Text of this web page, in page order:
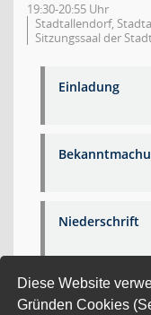
Diese Website
Gründen Cookies
19:30-20:55 Uhr
Stadtallendorf,
Sitzungssaal der
Einladung
Niederschrift